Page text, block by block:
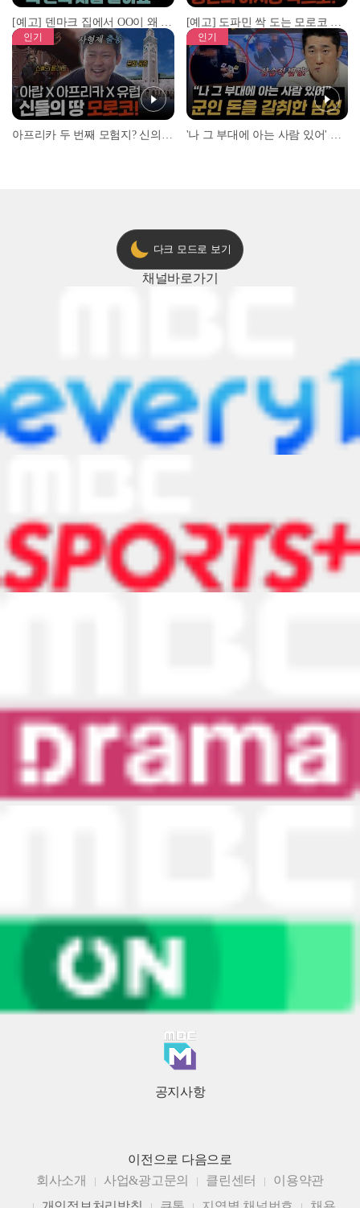
[예고] 덴마크 집에서 OO이 왜 나와...? 이상할 정도로 한국을 사랑하는 우리 형을 제보합니다! [예고] 도파민 싹 도는 모로코 야시장 투어!
인기 인기
다크 모드로 보기
채널바로가기
공지사항
이전으로 다음으로
회사소개
사업&광고문의 클린센터
이용약관